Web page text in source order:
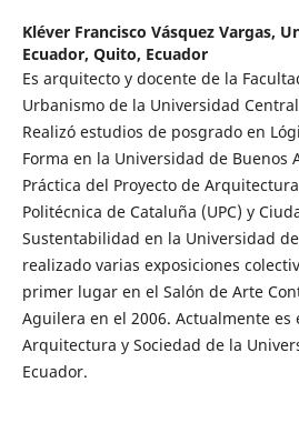
Kléver Francisco Vásquez Vargas,
Ecuador, Quito, Ecuador
Es arquitecto y docente de la
Urbanismo de la Universidad
Realizó estudios de posgrado en
Forma en la Universidad de Buenos
Práctica del Proyecto de
Politécnica de Cataluña (UPC) y
Sustentabilidad en la Universidad
realizado varias exposiciones
primer lugar en el Salón de Arte
Aguilera en el 2006. Actualmente
Arquitectura y Sociedad de la
Ecuador.